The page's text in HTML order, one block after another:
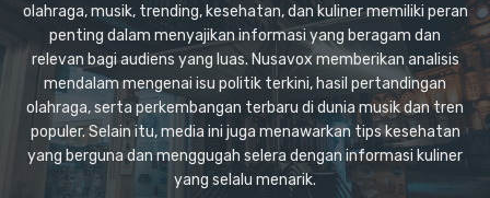
olahraga, musik, trending, kesehatan, dan kuliner memiliki peran
penting dalam menyajikan informasi yang beragam dan
relevan bagi audiens yang luas. Nusavox memberikan analisis
mendalam mengenai isu politik terkini, hasil pertandingan
olahraga, serta perkembangan terbaru di dunia musik dan tren
populer. Selain itu, media ini juga menawarkan tips kesehatan
yang berguna dan menggugah selera dengan informasi kuliner
yang selalu menarik.